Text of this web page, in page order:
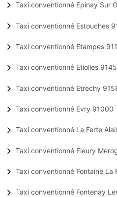
Taxi conventionné Epinay Sur
Taxi conventionné Estouches
Taxi conventionné Etampes
Taxi conventionné Etiolles
Taxi conventionné Etrechy
Taxi conventionné Evry 91000
Taxi conventionné La Ferte
Taxi conventionné Fleury
Taxi conventionné Fontaine La
Taxi conventionné Fontenay